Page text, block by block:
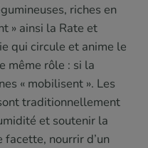
riches en
» ainsi la Rate et
qui circule et anime le
même rôle : si la
« mobilisent ». Les
traditionnellement
et soutenir la
facette, nourrir d’un